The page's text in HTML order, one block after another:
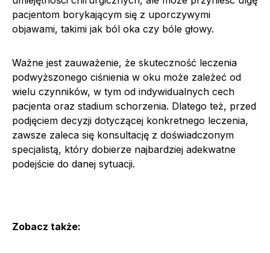
pacjentom borykającym się z uporczywymi
objawami, takimi jak ból oka czy bóle głowy.
Ważne jest zauważenie, że skuteczność leczenia
podwyższonego ciśnienia w oku może zależeć od
wielu czynników, w tym od indywidualnych cech
pacjenta oraz stadium schorzenia. Dlatego też, przed
podjęciem decyzji dotyczącej konkretnego leczenia,
zawsze zaleca się konsultację z doświadczonym
specjalistą, który dobierze najbardziej adekwatne
podejście do danej sytuacji.
Zobacz także: